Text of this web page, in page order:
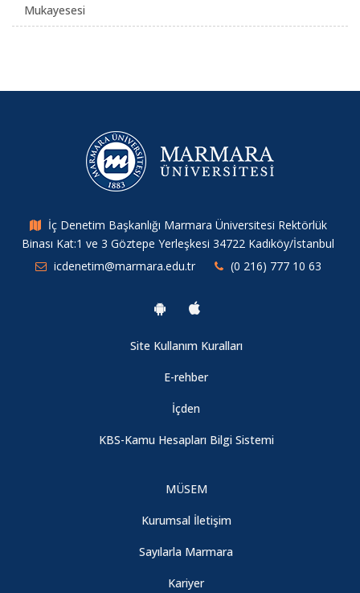
Mukayesesi
İç Denetim Başkanlığı Marmara Üniversitesi Rektörlük
Binası Kat:1 ve 3 Göztepe Yerleşkesi 34722 Kadıköy/İstanbul
icdenetim@marmara.edu.tr
(0 216) 777 10 63
Site Kullanım Kuralları
E-rehber
İçden
KBS-Kamu Hesapları Bilgi Sistemi
MÜSEM
Kurumsal İletişim
Sayılarla Marmara
Kariyer